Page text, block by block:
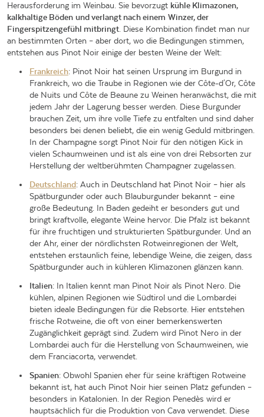
Herausforderung im Weinbau. Sie bevorzugt kühle Klimazonen,
kalkhaltige Böden und verlangt nach einem Winzer, der
Fingerspitzengefühl mitbringt . Diese Kombination findet man nur
an bestimmten Orten – aber dort, wo die Bedingungen stimmen,
entstehen aus Pinot Noir einige der besten Weine der Welt:
Frankreich: Pinot Noir hat seinen Ursprung im Burgund in
Frankreich, wo die Traube in Regionen wie der Côte-d'Or, Côte
de Nuits und Côte de Beaune zu Weinen heranwächst, die mit
jedem Jahr der Lagerung besser werden. Diese Burgunder
brauchen Zeit, um ihre volle Tiefe zu entfalten und sind daher
besonders bei denen beliebt, die ein wenig Geduld mitbringen.
In der Champagne sorgt Pinot Noir für den nötigen Kick in
vielen Schaumweinen und ist als eine von drei Rebsorten zur
Herstellung der weltberühmten Champagner zugelassen.
Deutschland: Auch in Deutschland hat Pinot Noir – hier als
Spätburgunder oder auch Blauburgunder bekannt – eine
große Bedeutung. In Baden gedeiht er besonders gut und
bringt kraftvolle, elegante Weine hervor. Die Pfalz ist bekannt
für ihre fruchtigen und strukturierten Spätburgunder. Und an
der Ahr, einer der nördlichsten Rotweinregionen der Welt,
entstehen erstaunlich feine, lebendige Weine, die zeigen, dass
Spätburgunder auch in kühleren Klimazonen glänzen kann.
Italien: In Italien kennt man Pinot Noir als Pinot Nero. Die
kühlen, alpinen Regionen wie Südtirol und die Lombardei
bieten ideale Bedingungen für die Rebsorte. Hier entstehen
frische Rotweine, die oft von einer bemerkenswerten
Zugänglichkeit geprägt sind. Zudem wird Pinot Nero in der
Lombardei auch für die Herstellung von Schaumweinen, wie
dem Franciacorta, verwendet.
Spanien: Obwohl Spanien eher für seine kräftigen Rotweine
bekannt ist, hat auch Pinot Noir hier seinen Platz gefunden –
besonders in Katalonien. In der Region Penedès wird er
hauptsächlich für die Produktion von Cava verwendet. Diese